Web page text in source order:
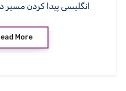
انگلیسی پیدا کردن
More